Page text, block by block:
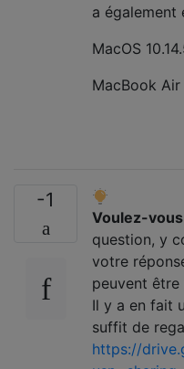
a également
MacOS
MacBook Air
-1
Voulez-
question, y
votre
peuvent être
Il y a en fait
suffit de
https://